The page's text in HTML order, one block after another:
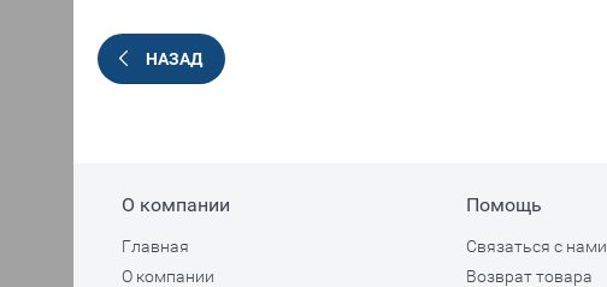
НАЗАД
О компании
Главная
О компании
Помощь
Связаться с нами
Возврат товара